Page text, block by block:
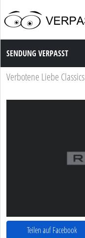
Sendung Verpasst
SENDUNG VERPASST
Verbotene Liebe Classics
Teilen auf Facebook